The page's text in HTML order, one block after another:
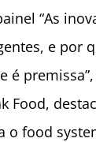
“As
e por
é
Food,
o food